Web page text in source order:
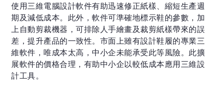
使用三維電腦設計軟件有助迅速修正紙樣、縮短生產週
期及減低成本。此外，軟件可準確地標示鞋的參數，加
上自動剪裁機器，可排除人手繪畫及裁剪紙樣帶來的誤
差，提升產品的一致性。市面上雖有設計鞋履的專業三
維軟件，唯成本太高，中小企未能承受此等風險。此擴
展軟件的價格合理，有助中小企以較低成本應用三維設
計工具。